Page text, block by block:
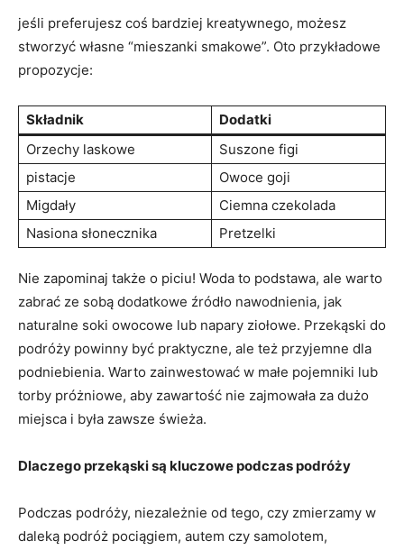
jeśli preferujesz coś bardziej kreatywnego, możesz
stworzyć własne “mieszanki smakowe”. Oto przykładowe
propozycje:
Składnik
Dodatki
Orzechy laskowe
Suszone figi
pistacje
Owoce ⁣goji
Migdały
Ciemna czekolada
Nasiona ‍słonecznika
Pretzelki
Nie zapominaj także o piciu! Woda to podstawa, ale warto
‍zabrać​ ze sobą dodatkowe źródło nawodnienia, jak
naturalne soki owocowe⁤ lub napary ziołowe. Przekąski ‌do
podróży powinny⁣ być praktyczne, ale też przyjemne dla
podniebienia. Warto zainwestować w małe pojemniki ⁣lub
torby ​próżniowe, aby zawartość nie zajmowała za dużo
miejsca i była zawsze ⁣świeża.
Dlaczego przekąski są kluczowe podczas podróży
Podczas podróży, niezależnie od ⁣tego, czy zmierzamy w
daleką podróż ​pociągiem, autem czy‌ samolotem,⁢